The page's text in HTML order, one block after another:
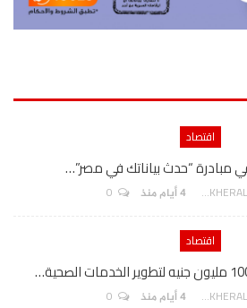
اقتصاد
مبادرة “حدث بياناتك في مصر”…
AKHERALANBAAEG 4 أيام منذ
اقتصاد
AKHERALANBAAEG 4 أيام منذ